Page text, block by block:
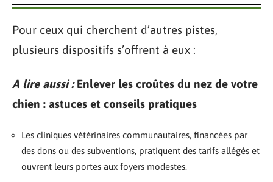
Pour ceux qui cherchent d’autres pistes,
plusieurs dispositifs s’offrent à eux :
A lire aussi : Enlever les croûtes du nez de votre
chien : astuces et conseils pratiques
Les cliniques vétérinaires communautaires, financées par
des dons ou des subventions, pratiquent des tarifs allégés et
ouvrent leurs portes aux foyers modestes.